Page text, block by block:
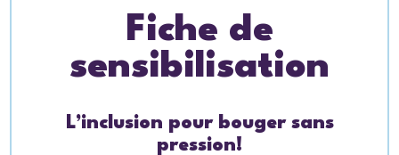
Fiche de
sensibilisation
L’inclusion pour bouger sans
pression!